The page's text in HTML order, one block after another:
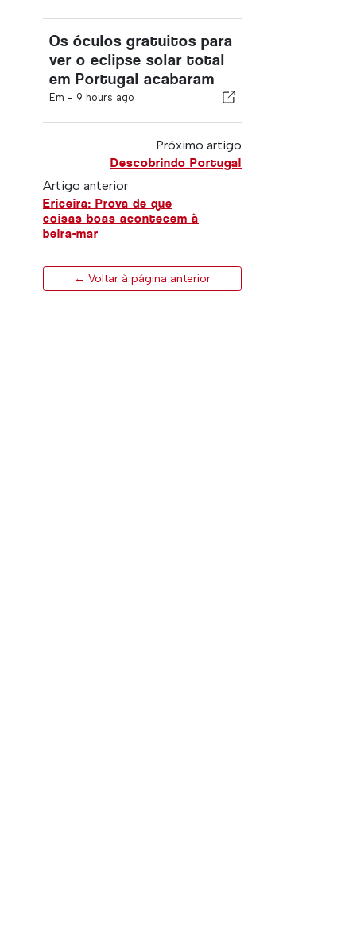
Os óculos gratuitos para
ver o eclipse solar total
em Portugal acabaram
Em - 9 hours ago
Próximo artigo
Descobrindo Portugal
Artigo anterior
Ericeira: Prova de que
coisas boas acontecem à
beira-mar
← Voltar à página anterior